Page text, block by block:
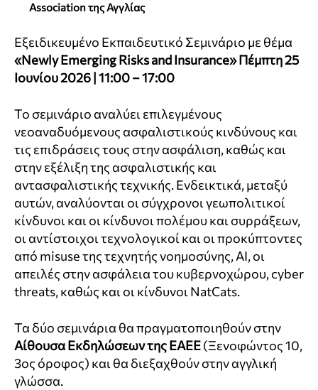
Association της Αγγλίας
Εξειδικευμένο Εκπαιδευτικό Σεμινάριο με θέμα
«Newly Emerging Risks and Insurance»Πέμπτη 25
Ιουνίου 2026 | 11:00 – 17:00
Το σεμινάριο αναλύει επιλεγμένους
νεοαναδυόμενους ασφαλιστικούς κινδύνους και
τις επιδράσεις τους στην ασφάλιση, καθώς και
στην εξέλιξη της ασφαλιστικής και
αντασφαλιστικής τεχνικής. Ενδεικτικά, μεταξύ
αυτών, αναλύονται οι σύγχρονοι γεωπολιτικοί
κίνδυνοι και οι κίνδυνοι πολέμου και συρράξεων,
οι αντίστοιχοι τεχνολογικοί και οι προκύπτοντες
από misuse της τεχνητής νοημοσύνης, AI, οι
απειλές στην ασφάλεια του κυβερνοχώρου, cyber
threats, καθώς και οι κίνδυνοι NatCats.
Τα δύο σεμινάρια θα πραγματοποιηθούν στην
Αίθουσα Εκδηλώσεων της ΕΑΕΕ(Ξενοφώντος 10,
3ος όροφος) και θα διεξαχθούν στην αγγλική
γλώσσα.